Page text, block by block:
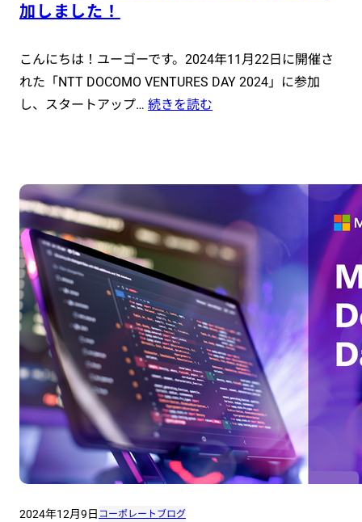
加しました！
こんにちは！ユーゴーです。2024年11月22日に開催さ
れた「NTT DOCOMO VENTURES DAY 2024」に参加
し、スタートアップ… 続きを読む
2024年12月9日 コーポレートブログ